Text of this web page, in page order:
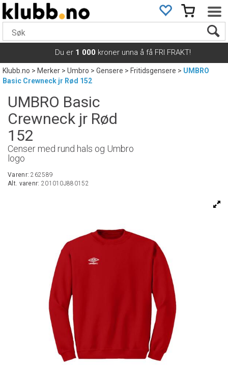
Du er 1 000 kroner unna å få FRI FRAKT!
Klubb.no>Merker>Umbro>Gensere>Fritidsgensere>UMBRO
Basic Crewneck jr Rød 152
UMBRO Basic
Crewneck jr Rød
152
Censer med rund hals og Umbro
logo
Varenr:262589
Alt. varenr: 201010J880152